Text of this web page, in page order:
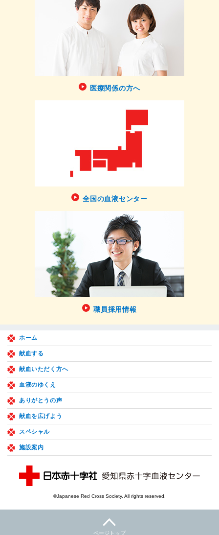
医療関係の方へ
全国の血液センター
職員採用情報
ホーム
献血する
献血いただく方へ
血液のゆくえ
ありがとうの声
献血を広げよう
スペシャル
施設案内
©Japanese Red Cross Society. All rights reserved.
ページトップ